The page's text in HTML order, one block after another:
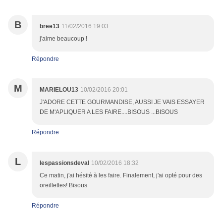
B bree13 11/02/2016 19:03
j'aime beaucoup !
Répondre
M MARIELOU13 10/02/2016 20:01
J'ADORE CETTE GOURMANDISE, AUSSI JE VAIS ESSAYER
DE M'APLIQUER A LES FAIRE....BISOUS ...BISOUS
Répondre
L lespassionsdeval 10/02/2016 18:32
Ce matin, j'ai hésité à les faire. Finalement, j'ai opté pour des
oreillettes! Bisous
Répondre